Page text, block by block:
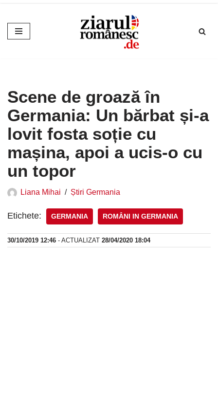
Sari
la
Scene de groază în
Germania: Un bărbat și-a
lovit fosta soție cu
mașina, apoi a ucis-o cu
un topor
Liana Mihai Știri Germania
Etichete: GERMANIA ROMÂNI IN GERMANIA
30/10/2019 12:46 - ACTUALIZAT 28/04/2020 18:04